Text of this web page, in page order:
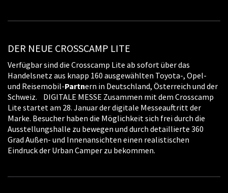
DER NEUE CROSSCAMP LITE
Verfügbar sind die Crosscamp Lite ab sofort über das
Handelsnetz aus knapp 160 ausgewählten Toyota-, Opel-
und Reisemobil-Partnern in Deutschland, Österreich und der
Schweiz. DIGITALE MESSE Zusammen mit dem Crosscamp
Lite startet am 28. Januar der digitale Messeauftritt der
Marke. Besucher haben die Möglichkeit sich frei durch die
Ausstellungshalle zu bewegen und durch detaillierte 360
Grad Außen- und Innenansichten einen realistischen
Eindruck der Urban Camper zu bekommen.